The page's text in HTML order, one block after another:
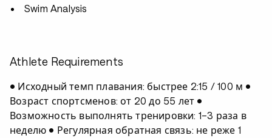
Swim Analysis
Athlete Requirements
• Исходный темп плавания: быстрее 2:15 / 100 м •
Возраст спортсменов: от 20 до 55 лет •
Возможность выполнять тренировки: 1–3 раза в
неделю • Регулярная обратная связь: не реже 1